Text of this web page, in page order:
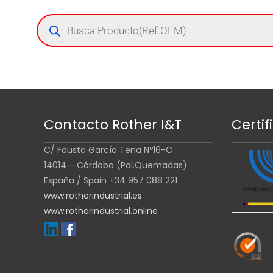
Contacto Rother I&T
C/ Fausto García Tena Nº16-C
14014 – Córdoba (Pol.Quemadas)
España / Spain +34 957 088 221
www.rotherindustrial.es
www.rotherindustrial.online